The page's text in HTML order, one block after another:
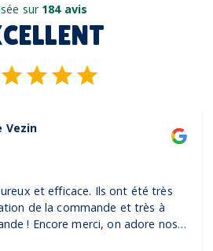
sur 184 avis
et efficace. Ils ont été très
de la commande et très à
! Encore merci, on adore nos